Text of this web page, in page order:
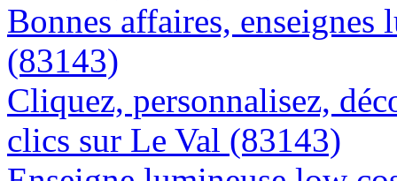
Bonnes affaires, enseignes
(83143)
Cliquez, personnalisez,
clics sur Le Val (83143)